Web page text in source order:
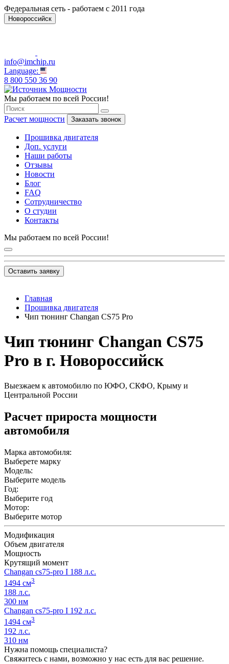
Федеральная сеть - работаем с 2011 года
Новороссийск
info@imchip.ru
Language:
8 800 550 36 90
Мы работаем по всей России!
Расчет мощности Заказать звонок
Прошивка двигателя
Доп. услуги
Наши работы
Отзывы
Новости
Блог
FAQ
Сотрудничество
О студии
Контакты
Мы работаем по всей России!
Оставить заявку
Главная
Прошивка двигателя
Чип тюнинг Changan CS75 Pro
Чип тюнинг Changan CS75
Pro в г. Новороссийск
Выезжаем к автомобилю по ЮФО, СКФО, Крыму и
Центральной России
Расчет прироста мощности
автомобиля
Марка автомобиля:
Выберете марку
Модель:
Выберите модель
Год:
Выберите год
Мотор:
Выберите мотор
Модификация
Объем двигателя
Мощность
Крутящий момент
Changan cs75-pro I 188 л.с.
1494 см3
188 л.с.
300 нм
Changan cs75-pro I 192 л.с.
1494 см3
192 л.с.
310 нм
Нужна помощь специалиста?
Свяжитесь с нами, возможно у нас есть для вас решение.